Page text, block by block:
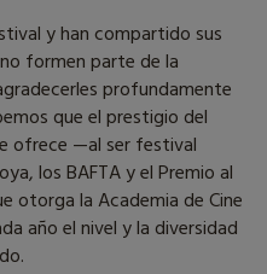
y han compartido sus
formen parte de la
profundamente
que el prestigio del
ofrece —al ser festival
los BAFTA y el Premio al
otorga la Academia de Cine
año el nivel y la diversidad